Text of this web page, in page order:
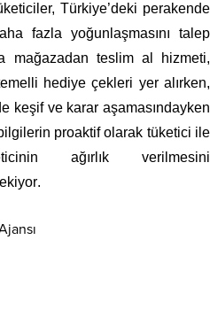
Türkiye’deki perakende
fazla yoğunlaşmasını talep
mağazadan teslim a l hizmeti,
hediye çekleri yer alırken,
keşif ve karar aşamasındayken
proaktif olarak tüketici ile
ağırlık verilmesini
.